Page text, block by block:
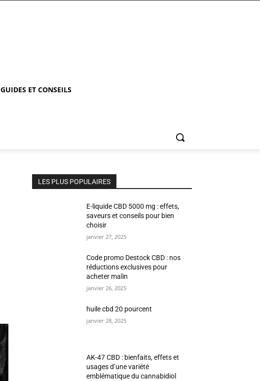
GUIDES ET CONSEILS
LES PLUS POPULAIRES
E-liquide CBD 5000 mg : effets,
saveurs et conseils pour bien
choisir
janvier 27, 2025
Code promo Destock CBD : nos
réductions exclusives pour
acheter malin
janvier 26, 2025
huile cbd 20 pourcent
janvier 28, 2025
AK-47 CBD : bienfaits, effets et
usages d’une variété
emblématique du cannabidiol